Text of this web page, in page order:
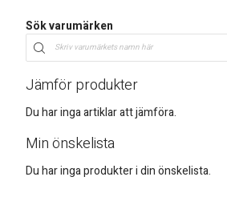
Sök varumärken
Jämför produkter
Du har inga artiklar att jämföra.
Min önskelista
Du har inga produkter i din önskelista.